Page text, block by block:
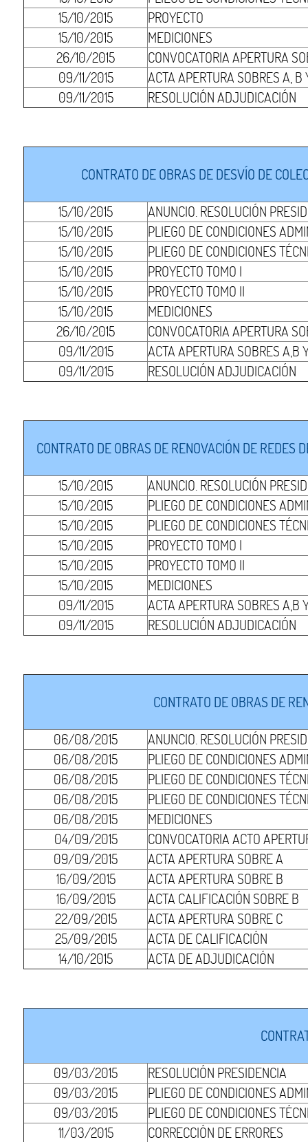
15/10/2015
PROYECTO
15/10/2015
MEDICIONES
26/10/2015
CONVOCATORIA APERTURA
09/11/2015
ACTA APERTURA SOBRES A, B
09/11/2015
RESOLUCIÓN ADJUDICACIÓN
CONTRATO DE OBRAS DE DESVÍO DE
15/10/2015
ANUNCIO. RESOLUCIÓN
15/10/2015
PLIEGO DE CONDICIONES
15/10/2015
PLIEGO DE CONDICIONES
15/10/2015
PROYECTO TOMO I
15/10/2015
PROYECTO TOMO II
15/10/2015
MEDICIONES
26/10/2015
CONVOCATORIA APERTURA
09/11/2015
ACTA APERTURA SOBRES A,B
09/11/2015
RESOLUCIÓN ADJUDICACIÓN
CONTRATO DE OBRAS DE RENOVACIÓN DE
15/10/2015
ANUNCIO. RESOLUCIÓN
15/10/2015
PLIEGO DE CONDICIONES
15/10/2015
PLIEGO DE CONDICIONES
15/10/2015
PROYECTO TOMO I
15/10/2015
PROYECTO TOMO II
15/10/2015
MEDICIONES
09/11/2015
ACTA APERTURA SOBRES A,B
09/11/2015
RESOLUCIÓN ADJUDICACIÓN
CONTRATO DE OBRAS DE
06/08/2015
ANUNCIO. RESOLUCIÓN
06/08/2015
PLIEGO DE CONDICIONES
06/08/2015
PLIEGO DE CONDICIONES
06/08/2015
PLIEGO DE CONDICIONES
06/08/2015
MEDICIONES
04/09/2015
CONVOCATORIA ACTO
09/09/2015
ACTA APERTURA SOBRE A
16/09/2015
ACTA APERTURA SOBRE B
16/09/2015
ACTA CALIFICACIÓN SOBRE B
22/09/2015
ACTA APERTURA SOBRE C
25/09/2015
ACTA DE CALIFICACIÓN
14/10/2015
ACTA DE ADJUDICACIÓN
09/03/2015
RESOLUCIÓN PRESIDENCIA
09/03/2015
PLIEGO DE CONDICIONES
09/03/2015
PLIEGO DE CONDICIONES
11/03/2015
CORRECCIÓN DE ERRORES